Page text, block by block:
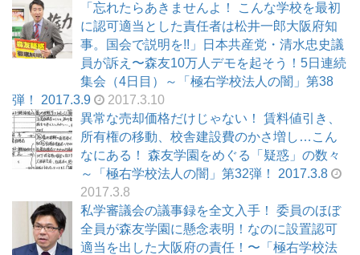
「忘れたらあきませんよ！ こんな学校を最初
に認可適当とした責任者は松井一郎大阪府知
事。国会で説明を!!」日本共産党・清水忠史議
員が訴え〜森友10万人デモを起そう！5日連続
集会（4日目）～「極右学校法人の闇」第38
弾！ 2017.3.9
2017.3.10
異常な売却価格だけじゃない！ 賃料値引き、
所有権の移動、校舎建設費のかさ増し…こん
なにある！ 森友学園をめぐる「疑惑」の数々
～「極右学校法人の闇」第32弾！ 2017.3.8
2017.3.8
私学審議会の議事録を全文入手！ 委員のほぼ
全員が森友学園に懸念表明！なのに設置認可
適当を出した大阪府の責任！〜「極右学校法